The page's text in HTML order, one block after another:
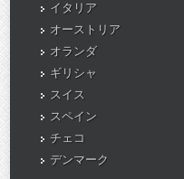
イタリア
オーストリア
オランダ
ギリシャ
スイス
スペイン
チェコ
デンマーク